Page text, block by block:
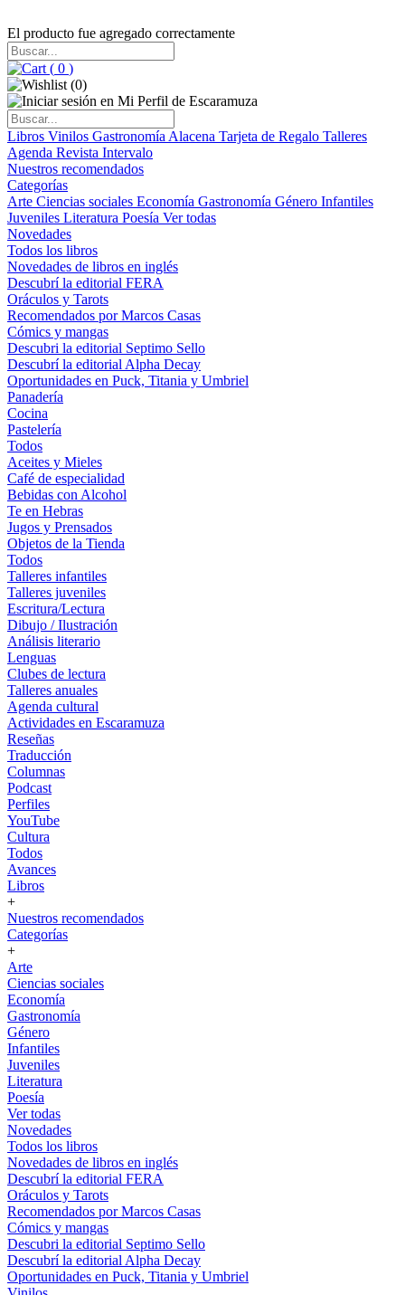
El producto fue agregado correctamente
( 0 )
(0)
Libros Vinilos Gastronomía Alacena Tarjeta de Regalo Talleres
Agenda Revista Intervalo
Nuestros recomendados
Categorías
Arte Ciencias sociales Economía Gastronomía Género Infantiles
Juveniles Literatura Poesía Ver todas
Novedades
Todos los libros
Novedades de libros en inglés
Descubrí la editorial FERA
Oráculos y Tarots
Recomendados por Marcos Casas
Cómics y mangas
Descubri la editorial Septimo Sello
Descubrí la editorial Alpha Decay
Oportunidades en Puck, Titania y Umbriel
Panadería
Cocina
Pastelería
Todos
Aceites y Mieles
Café de especialidad
Bebidas con Alcohol
Te en Hebras
Jugos y Prensados
Objetos de la Tienda
Todos
Talleres infantiles
Talleres juveniles
Escritura/Lectura
Dibujo / Ilustración
Análisis literario
Lenguas
Clubes de lectura
Talleres anuales
Agenda cultural
Actividades en Escaramuza
Reseñas
Traducción
Columnas
Podcast
Perfiles
YouTube
Cultura
Todos
Avances
Libros
+
Nuestros recomendados
Categorías
+
Arte
Ciencias sociales
Economía
Gastronomía
Género
Infantiles
Juveniles
Literatura
Poesía
Ver todas
Novedades
Todos los libros
Novedades de libros en inglés
Descubrí la editorial FERA
Oráculos y Tarots
Recomendados por Marcos Casas
Cómics y mangas
Descubri la editorial Septimo Sello
Descubrí la editorial Alpha Decay
Oportunidades en Puck, Titania y Umbriel